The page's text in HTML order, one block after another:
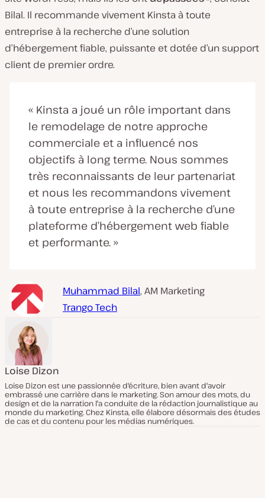
Bilal. Il recommande vivement Kinsta à toute
entreprise à la recherche d’une solution
d’hébergement fiable, puissante et dotée d’un support
client de premier ordre.
« Kinsta a joué un rôle important dans
le remodelage de notre approche
commerciale et a influencé nos
objectifs à long terme. Nous sommes
très reconnaissants de leur partenariat
et nous les recommandons vivement
à toute entreprise à la recherche d’une
plateforme d’hébergement web fiable
et performante. »
Muhammad Bilal, AM Marketing
Trango Tech
Loise Dizon
Loise Dizon est une passionnée d'écriture, bien avant d'avoir
embrassé une carrière dans le marketing. Son amour des mots, du
design et de la narration l'a conduite de la rédaction journalistique au
monde du marketing. Chez Kinsta, elle élabore désormais des études
de cas et du contenu pour les médias numériques.